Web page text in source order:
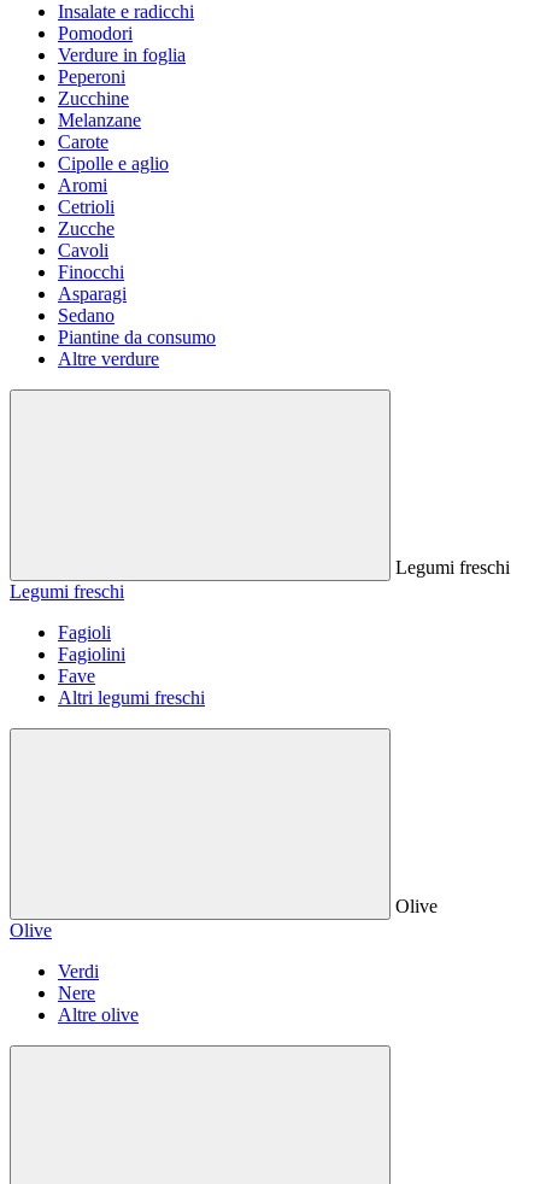
Insalate e radicchi
Pomodori
Verdure in foglia
Peperoni
Zucchine
Melanzane
Carote
Cipolle e aglio
Aromi
Cetrioli
Zucche
Cavoli
Finocchi
Asparagi
Sedano
Piantine da consumo
Altre verdure
Legumi freschi
Legumi freschi
Fagioli
Fagiolini
Fave
Altri legumi freschi
Olive
Olive
Verdi
Nere
Altre olive